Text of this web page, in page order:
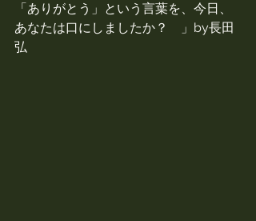
「ありがとう」という言葉を、今日、
あなたは口にしましたか？　」by長田
弘